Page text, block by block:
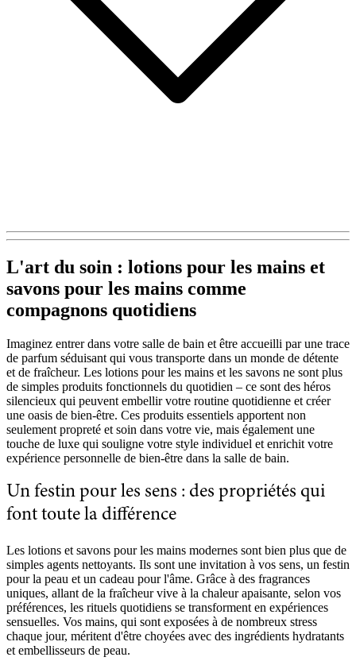
L'art du soin : lotions pour les mains et
savons pour les mains comme
compagnons quotidiens
Imaginez entrer dans votre salle de bain et être accueilli par une trace
de parfum séduisant qui vous transporte dans un monde de détente
et de fraîcheur. Les lotions pour les mains et les savons ne sont plus
de simples produits fonctionnels du quotidien – ce sont des héros
silencieux qui peuvent embellir votre routine quotidienne et créer
une oasis de bien-être. Ces produits essentiels apportent non
seulement propreté et soin dans votre vie, mais également une
touche de luxe qui souligne votre style individuel et enrichit votre
expérience personnelle de bien-être dans la salle de bain.
Un festin pour les sens : des propriétés qui
font toute la différence
Les lotions et savons pour les mains modernes sont bien plus que de
simples agents nettoyants. Ils sont une invitation à vos sens, un festin
pour la peau et un cadeau pour l'âme. Grâce à des fragrances
uniques, allant de la fraîcheur vive à la chaleur apaisante, selon vos
préférences, les rituels quotidiens se transforment en expériences
sensuelles. Vos mains, qui sont exposées à de nombreux stress
chaque jour, méritent d'être choyées avec des ingrédients hydratants
et embellisseurs de peau.